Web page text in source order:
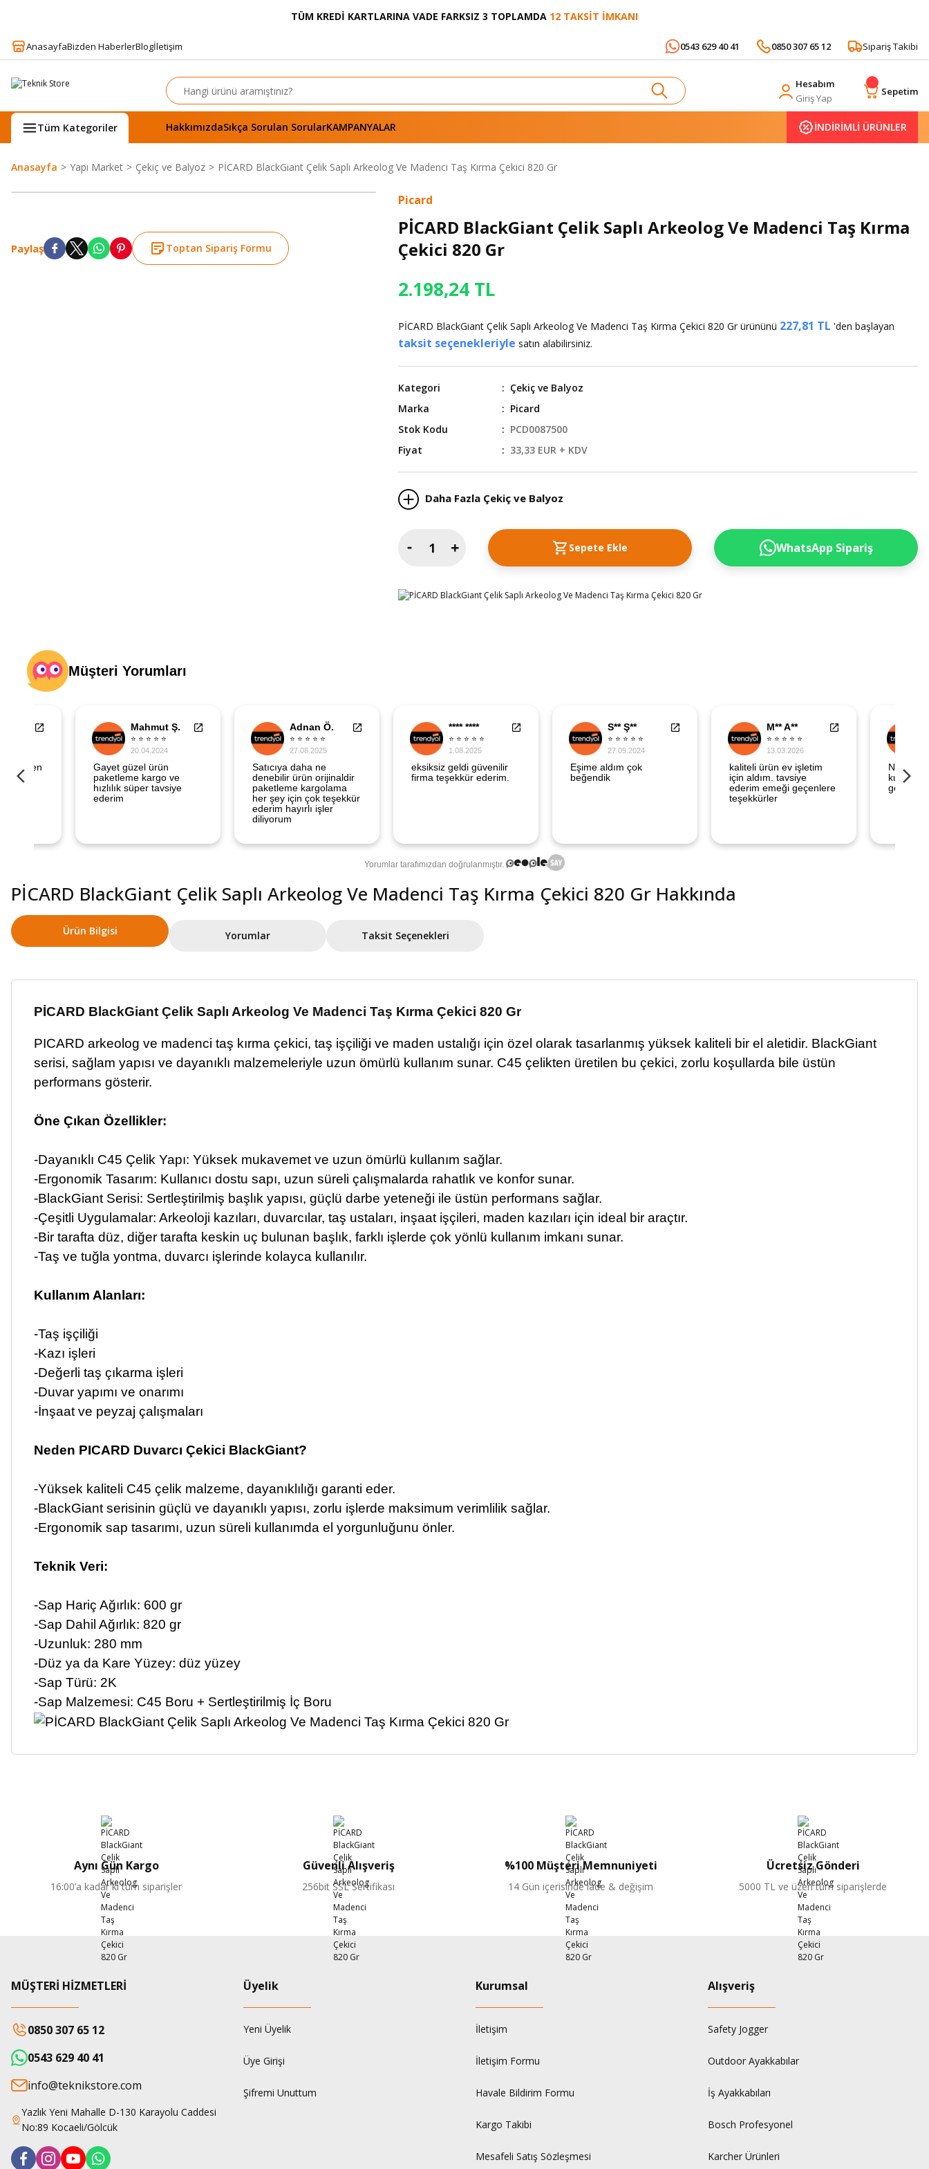
TÜM KREDİ KARTLARINA VADE FARKSIZ 3 TOPLAMDA 12 TAKSİT İMKANI
AnasayfaBizden HaberlerBlogİletişim 0543 629 40 41 0850 307 65 12 Sipariş Takibi
Hesabım
Giriş Yap
Sepetim
Tüm Kategoriler HakkımızdaSıkça Sorulan SorularKAMPANYALAR İNDİRİMLİ ÜRÜNLER
Anasayfa Yapı Market Çekiç ve Balyoz PİCARD BlackGiant Çelik Saplı Arkeolog Ve Madenci Taş Kırma Çekici 820 Gr
Paylaş Toptan Sipariş Formu
Picard
PİCARD BlackGiant Çelik Saplı Arkeolog Ve Madenci Taş Kırma
Çekici 820 Gr
2.198,24 TL
PİCARD BlackGiant Çelik Saplı Arkeolog Ve Madenci Taş Kırma Çekici 820 Gr ürününü 227,81 TL 'den başlayan
taksit seçenekleriyle satın alabilirsiniz.
Kategori
Çekiç ve Balyoz
Marka
Picard
Stok Kodu
PCD0087500
Fiyat
33,33 EUR + KDV
Daha Fazla Çekiç ve Balyoz
Sepete Ekle WhatsApp Sipariş
PİCARD BlackGiant Çelik Saplı Arkeolog Ve Madenci Taş Kırma Çekici 820 Gr Hakkında
Ürün Bilgisi Yorumlar Taksit Seçenekleri
PİCARD BlackGiant Çelik Saplı Arkeolog Ve Madenci Taş Kırma Çekici 820 Gr
PICARD arkeolog ve madenci taş kırma çekici, taş işçiliği ve maden ustalığı için özel olarak tasarlanmış yüksek kaliteli bir el aletidir. BlackGiant
serisi, sağlam yapısı ve dayanıklı malzemeleriyle uzun ömürlü kullanım sunar. C45 çelikten üretilen bu çekici, zorlu koşullarda bile üstün
performans gösterir.
Öne Çıkan Özellikler:
-Dayanıklı C45 Çelik Yapı: Yüksek mukavemet ve uzun ömürlü kullanım sağlar.
-Ergonomik Tasarım: Kullanıcı dostu sapı, uzun süreli çalışmalarda rahatlık ve konfor sunar.
-BlackGiant Serisi: Sertleştirilmiş başlık yapısı, güçlü darbe yeteneği ile üstün performans sağlar.
-Çeşitli Uygulamalar: Arkeoloji kazıları, duvarcılar, taş ustaları, inşaat işçileri, maden kazıları için ideal bir araçtır.
-Bir tarafta düz, diğer tarafta keskin uç bulunan başlık, farklı işlerde çok yönlü kullanım imkanı sunar.
-Taş ve tuğla yontma, duvarcı işlerinde kolayca kullanılır.
Kullanım Alanları:
-Taş işçiliği
-Kazı işleri
-Değerli taş çıkarma işleri
-Duvar yapımı ve onarımı
-İnşaat ve peyzaj çalışmaları
Neden PICARD Duvarcı Çekici BlackGiant?
-Yüksek kaliteli C45 çelik malzeme, dayanıklılığı garanti eder.
-BlackGiant serisinin güçlü ve dayanıklı yapısı, zorlu işlerde maksimum verimlilik sağlar.
-Ergonomik sap tasarımı, uzun süreli kullanımda el yorgunluğunu önler.
Teknik Veri:
-Sap Hariç Ağırlık: 600 gr
-Sap Dahil Ağırlık: 820 gr
-Uzunluk: 280 mm
-Düz ya da Kare Yüzey: düz yüzey
-Sap Türü: 2K
-Sap Malzemesi: C45 Boru + Sertleştirilmiş İç Boru
Aynı Gün Kargo
16:00’a kadar ki tüm siparişler
Güvenli Alışveriş
256bit SSL Sertifikası
%100 Müşteri Memnuniyeti
14 Gün içerisinde iade & değişim
Ücretsiz Gönderi
5000 TL ve üzeri tüm siparişlerde
MÜŞTERİ HİZMETLERİ
0850 307 65 12
0543 629 40 41
info@teknikstore.com
Yazlık Yeni Mahalle D-130 Karayolu Caddesi
No:89 Kocaeli/Gölcük
Üyelik
Yeni Üyelik
Üye Girişi
Şifremi Unuttum
Kurumsal
İletişim
İletişim Formu
Havale Bildirim Formu
Kargo Takibi
Mesafeli Satış Sözleşmesi
Alışveriş
Safety Jogger
Outdoor Ayakkabılar
İş Ayakkabıları
Bosch Profesyonel
Karcher Ürünleri